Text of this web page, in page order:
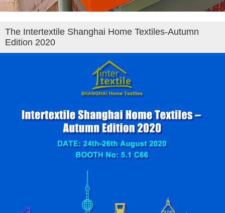
The Intertextile Shanghai Home Textiles-Autumn
Edition 2020